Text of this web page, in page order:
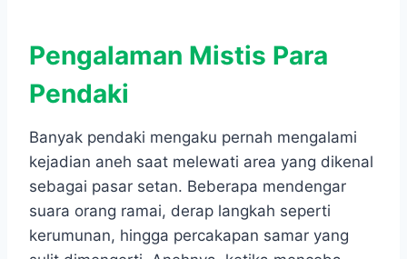
Pengalaman Mistis Para
Pendaki
Banyak pendaki mengaku pernah mengalami
kejadian aneh saat melewati area yang dikenal
sebagai pasar setan. Beberapa mendengar
suara orang ramai, derap langkah seperti
kerumunan, hingga percakapan samar yang